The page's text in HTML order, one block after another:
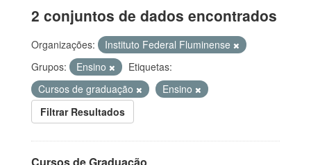
2 conjuntos de dados encontrados
Organizações:
Instituto Federal Fluminense
Grupos:
Ensino
Etiquetas:
Cursos de graduação
Ensino
Filtrar Resultados